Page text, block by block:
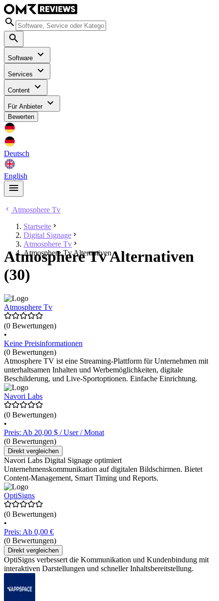
Software
Services
Content
Für Anbieter
Bewerten
Deutsch
English
Atmosphere Tv
Startseite
Digital Signage
Atmosphere Tv
Atmosphere Tv Alternativen
Atmosphere Tv Alternativen
(30)
Atmosphere Tv
(0 Bewertungen)
•
Keine Preisinformationen
(0 Bewertungen)
Atmosphere TV ist eine Streaming-Plattform für Unternehmen mit
unterhaltsamen Inhalten und Werbemöglichkeiten, digitale
Beschilderung, und Live-Sportoptionen. Einfache Einrichtung.
Navori Labs
(0 Bewertungen)
•
Preis: Ab 20,00 $ / User / Monat
(0 Bewertungen)
Direkt vergleichen
Navori Labs Digital Signage optimiert
Unternehmenskommunikation auf digitalen Bildschirmen. Bietet
Content-Management, Smart Timing und Reports.
OptiSigns
(0 Bewertungen)
•
Preis: Ab 0,00 €
(0 Bewertungen)
Direkt vergleichen
OptiSigns verbessert die Kommunikation und Kundenbindung mit
interaktiven Darstellungen und schneller Inhaltsbereitstellung.